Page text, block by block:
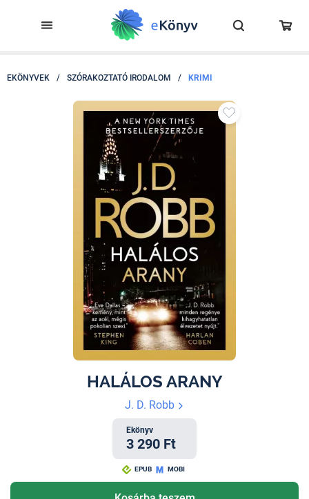
EKÖNYVEK / SZÓRAKOZTATÓ IRODALOM / KRIMI
HALÁLOS ARANY
J. D. Robb
Ekönyv
3 290 Ft
EPUB MOBI